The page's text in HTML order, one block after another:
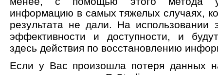
информацию в самых тяжелых случаях,
результата не дали. На использовании
эффективности и доступности, и
здесь действия по восстановлению
Если у Вас произошла потеря данных